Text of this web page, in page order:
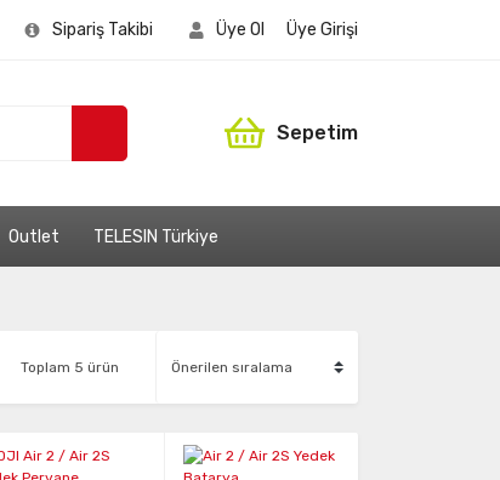
Sipariş Takibi Üye Ol Üye Girişi
Sepetim
Outlet TELESIN Türkiye
Toplam 5 ürün